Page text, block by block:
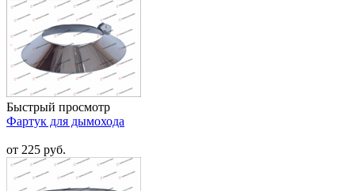
Быстрый просмотр
Фартук для дымохода
от 225 руб.